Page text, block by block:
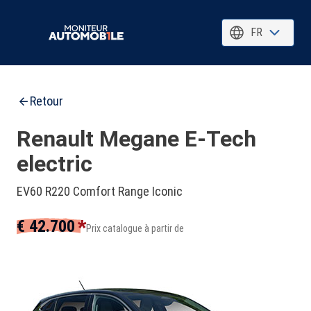
FR
Retour
Renault Megane E-Tech
electric
EV60 R220 Comfort Range Iconic
€ 42.700*Prix catalogue à partir de